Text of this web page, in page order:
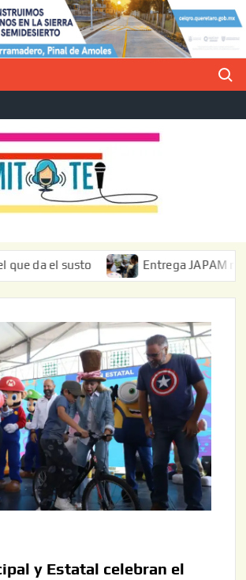
el susto Entrega JAPAM
y Estatal celebran el